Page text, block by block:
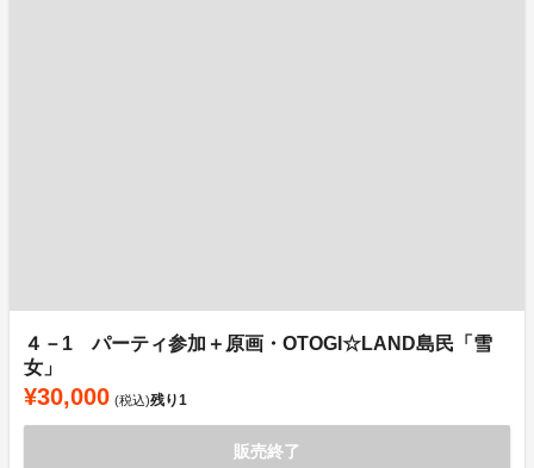
４－1 パーティ参加＋原画・OTOGI☆LAND島民「雪
女」
¥30,000 (税込)残り1
販売終了